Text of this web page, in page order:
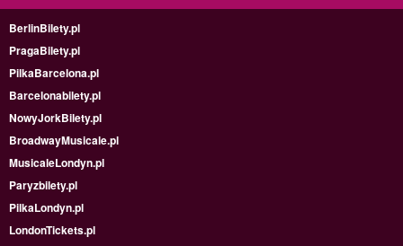
BerlinBilety.pl
PragaBilety.pl
PilkaBarcelona.pl
Barcelonabilety.pl
NowyJorkBilety.pl
BroadwayMusicale.pl
MusicaleLondyn.pl
Paryzbilety.pl
PilkaLondyn.pl
LondonTickets.pl